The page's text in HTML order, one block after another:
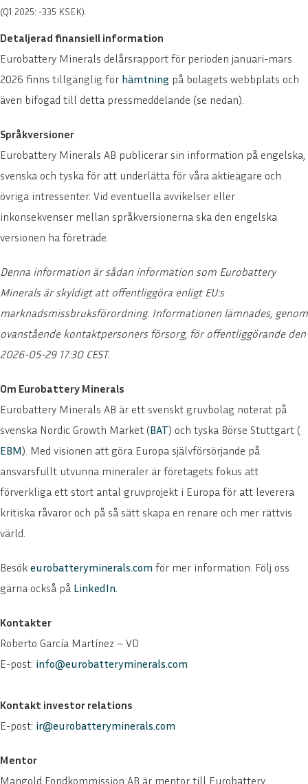
(Q1 2025: -335 KSEK).
Detaljerad finansiell information
Eurobattery Minerals delårsrapport för perioden januari-mars
2026 finns tillgänglig för hämtning på bolagets webbplats och
även bifogad till detta pressmeddelande (se nedan).
Språkversioner
Eurobattery Minerals AB publicerar sin information på engelska,
svenska och tyska för att underlätta för våra aktieägare och
övriga intressenter. Vid eventuella avvikelser eller
inkonsekvenser mellan språkversionerna ska den engelska
versionen ha företräde.
Denna information är sådan information som Eurobattery
Minerals är skyldigt att offentliggöra enligt EU:s
marknadsmissbruksförordning. Informationen lämnades, genom
ovanstående kontaktpersoners försorg, för offentliggörande den
2026-05-29 17:30 CEST.
Om Eurobattery Minerals
Eurobattery Minerals AB är ett svenskt gruvbolag noterat på
svenska Nordic Growth Market (BAT) och tyska Börse Stuttgart (
EBM). Med visionen att göra Europa självförsörjande på
ansvarsfullt utvunna mineraler är företagets fokus att
förverkliga ett stort antal gruvprojekt i Europa för att leverera
kritiska råvaror och på så sätt skapa en renare och mer rättvis
värld.
Besök eurobatteryminerals.com för mer information. Följ oss
gärna också på LinkedIn.
Kontakter
Roberto García Martínez – VD
E-post: info@eurobatteryminerals.com
Kontakt investor relations
E-post: ir@eurobatteryminerals.com
Mentor
Mangold Fondkommission AB är mentor till Eurobattery